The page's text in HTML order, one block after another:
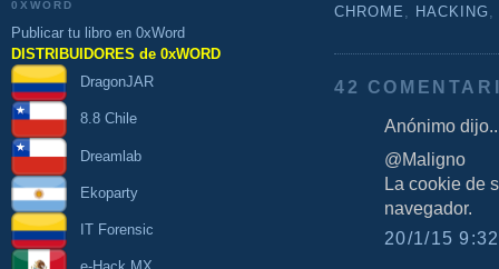
0XWORD
Publicar tu libro en 0xWord
DISTRIBUIDORES de 0xWORD
DragonJAR
8.8 Chile
Dreamlab
Ekoparty
IT Forensic
CHROME , HACKING
42
Anónimo
@Maligno
La cookie de
navegador.
20/1/15